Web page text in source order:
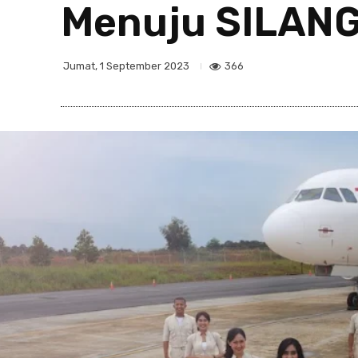
Menuju
Jumat, 1 September 2023 366